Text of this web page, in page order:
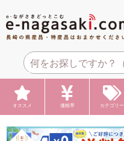
オススメ 価格帯 カテゴリー